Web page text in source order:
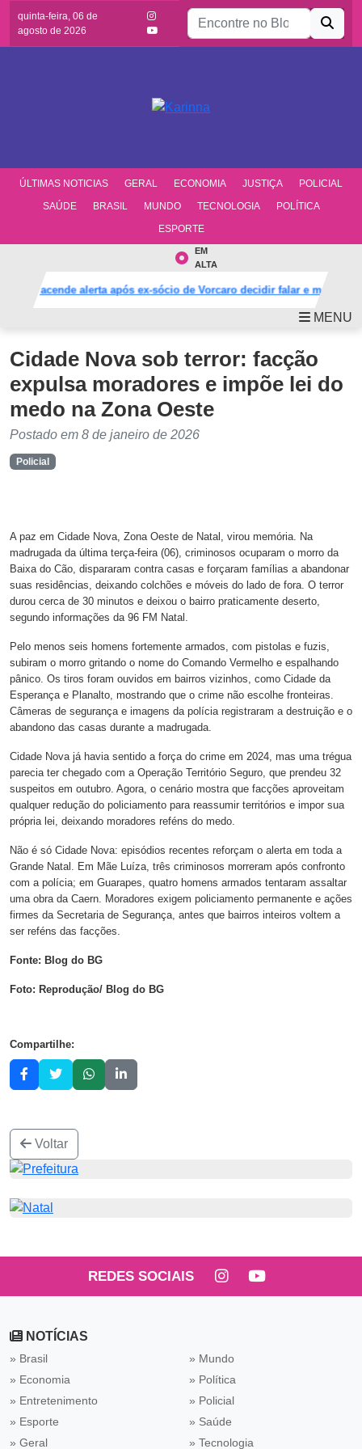
quinta-feira, 06 de
agosto de 2026
Buscar por:
ÚLTIMAS NOTICIAS GERAL ECONOMIA JUSTIÇA
POLICIAL
SAÚDE
BRASIL MUNDO TECNOLOGIA
POLÍTICA
ESPORTE
EM
ALTA
PT acende alerta após ex-sócio de Vorcaro decidir falar e mudar
MENU
Cidade Nova sob terror: facção
expulsa moradores e impõe lei do
medo na Zona Oeste
Postado em 8 de janeiro de 2026
Policial
A paz em Cidade Nova, Zona Oeste de Natal, virou memória. Na
madrugada da última terça-feira (06), criminosos ocuparam o morro da
Baixa do Cão, dispararam contra casas e forçaram famílias a abandonar
suas residências, deixando colchões e móveis do lado de fora. O terror
durou cerca de 30 minutos e deixou o bairro praticamente deserto,
segundo informações da 96 FM Natal.
Pelo menos seis homens fortemente armados, com pistolas e fuzis,
subiram o morro gritando o nome do Comando Vermelho e espalhando
pânico. Os tiros foram ouvidos em bairros vizinhos, como Cidade da
Esperança e Planalto, mostrando que o crime não escolhe fronteiras.
Câmeras de segurança e imagens da polícia registraram a destruição e o
abandono das casas durante a madrugada.
Cidade Nova já havia sentido a força do crime em 2024, mas uma trégua
parecia ter chegado com a Operação Território Seguro, que prendeu 32
suspeitos em outubro. Agora, o cenário mostra que facções aproveitam
qualquer redução do policiamento para reassumir territórios e impor sua
própria lei, deixando moradores reféns do medo.
Não é só Cidade Nova: episódios recentes reforçam o alerta em toda a
Grande Natal. Em Mãe Luíza, três criminosos morreram após confronto
com a polícia; em Guarapes, quatro homens armados tentaram assaltar
uma obra da Caern. Moradores exigem policiamento permanente e ações
firmes da Secretaria de Segurança, antes que bairros inteiros voltem a
ser reféns das facções.
Fonte: Blog do BG
Foto: Reprodução/ Blog do BG
Compartilhe:
Voltar
REDES SOCIAIS
NOTÍCIAS
» Brasil
» Economia
» Entretenimento
» Esporte
» Geral
» Mundo
» Política
» Policial
» Saúde
» Tecnologia